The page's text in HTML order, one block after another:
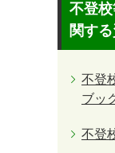
不登
関す
不登
ブッ
不登